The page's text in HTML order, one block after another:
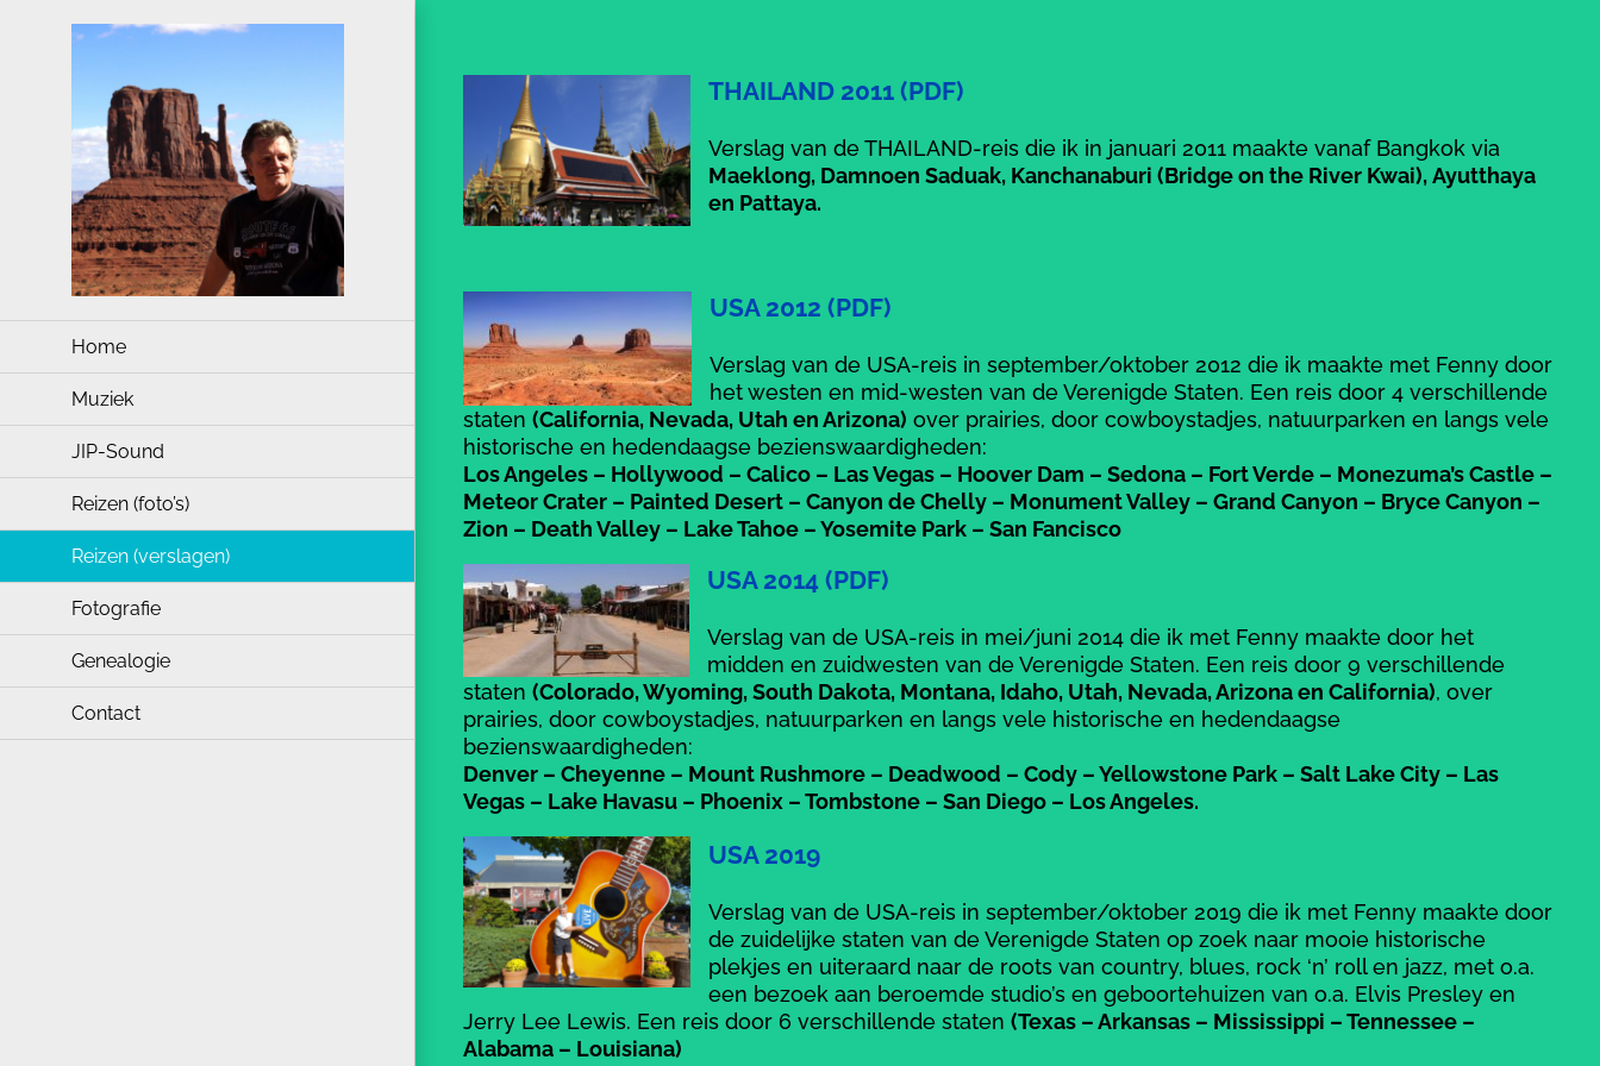
Home
Muziek
JIP-Sound
Reizen (foto’s)
Reizen (verslagen)
Fotografie
Genealogie
Contact
THAILAND 2011 (PDF)
Verslag van de THAILAND-reis die ik in januari 2011 maakte vanaf Bangkok via
Maeklong, Damnoen Saduak, Kanchanaburi (Bridge on the River Kwai), Ayutthaya
en Pattaya.
USA 2012 (PDF)
Verslag van de USA-reis in september/oktober 2012 die ik maakte met Fenny door
het westen en mid-westen van de Verenigde Staten. Een reis door 4 verschillende
staten (California, Nevada, Utah en Arizona) over prairies, door cowboystadjes, natuurparken en langs vele
historische en hedendaagse bezienswaardigheden:
Los Angeles – Hollywood – Calico – Las Vegas – Hoover Dam – Sedona – Fort Verde – Monezuma’s Castle –
Meteor Crater – Painted Desert – Canyon de Chelly – Monument Valley – Grand Canyon – Bryce Canyon –
Zion – Death Valley – Lake Tahoe – Yosemite Park – San Fancisco
USA 2014 (PDF)
Verslag van de USA-reis in mei/juni 2014 die ik met Fenny maakte door het
midden en zuidwesten van de Verenigde Staten. Een reis door 9 verschillende
staten (Colorado, Wyoming, South Dakota, Montana, Idaho, Utah, Nevada, Arizona en California), over
prairies, door cowboystadjes, natuurparken en langs vele historische en hedendaagse
bezienswaardigheden:
Denver – Cheyenne – Mount Rushmore – Deadwood – Cody – Yellowstone Park – Salt Lake City – Las
Vegas – Lake Havasu – Phoenix – Tombstone – San Diego – Los Angeles.
USA 2019
Verslag van de USA-reis in september/oktober 2019 die ik met Fenny maakte door
de zuidelijke staten van de Verenigde Staten op zoek naar mooie historische
plekjes en uiteraard naar de roots van country, blues, rock ‘n’ roll en jazz, met o.a.
een bezoek aan beroemde studio’s en geboortehuizen van o.a. Elvis Presley en
Jerry Lee Lewis. Een reis door 6 verschillende staten (Texas – Arkansas – Mississippi – Tennessee –
Alabama – Louisiana)